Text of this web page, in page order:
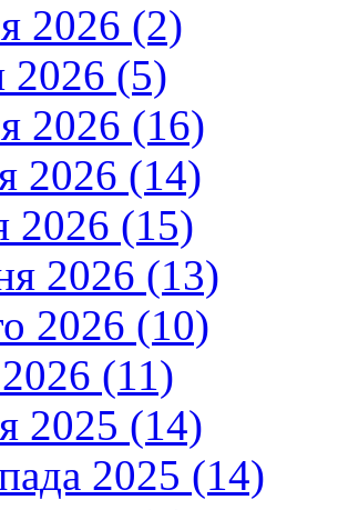
2026 (2)
2026 (5)
2026 (16)
2026 (14)
2026 (15)
2026 (13)
2026 (10)
(11)
2025 (14)
2025 (14)